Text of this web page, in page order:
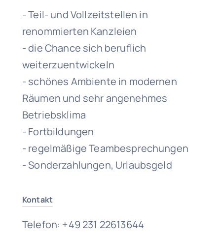
- Teil- und Vollzeitstellen in
renommierten Kanzleien
- die Chance sich beruflich
weiterzuentwickeln
- schönes Ambiente in modernen
Räumen und sehr angenehmes
Betriebsklima
- Fortbildungen
- regelmäßige Teambesprechungen
- Sonderzahlungen, Urlaubsgeld
Kontakt
Telefon: +49 231 22613644